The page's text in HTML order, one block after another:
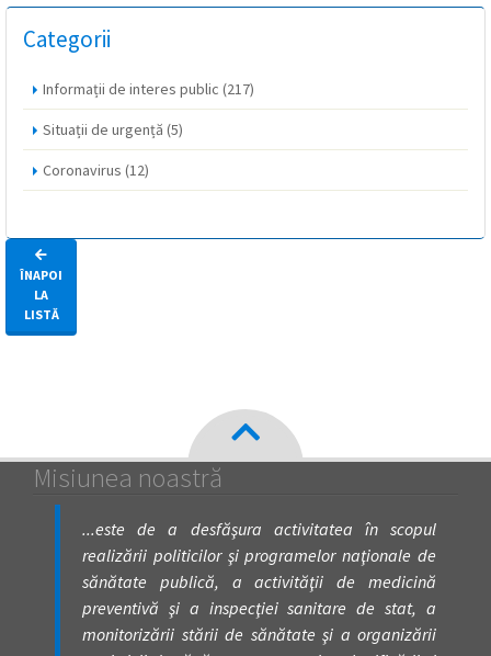
a
román
oldalra
másodpercen
belül.
Categorii
Informații de interes public (217)
Situații de urgență (5)
Coronavirus (12)
ÎNAPOI
LA
LISTĂ
Misiunea noastră
...este de a desfăşura activitatea în scopul
realizării politicilor şi programelor naţionale de
sănătate publică, a activităţii de medicină
preventivă şi a inspecţiei sanitare de stat, a
monitorizării stării de sănătate şi a organizării